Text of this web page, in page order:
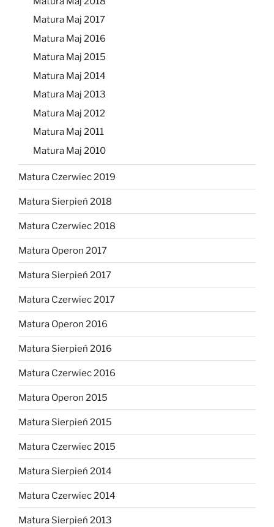
Matura Maj 2017
Matura Maj 2016
Matura Maj 2015
Matura Maj 2014
Matura Maj 2013
Matura Maj 2012
Matura Maj 2011
Matura Maj 2010
Matura Czerwiec 2019
Matura Sierpień 2018
Matura Czerwiec 2018
Matura Operon 2017
Matura Sierpień 2017
Matura Czerwiec 2017
Matura Operon 2016
Matura Sierpień 2016
Matura Czerwiec 2016
Matura Operon 2015
Matura Sierpień 2015
Matura Czerwiec 2015
Matura Sierpień 2014
Matura Czerwiec 2014
Matura Sierpień 2013